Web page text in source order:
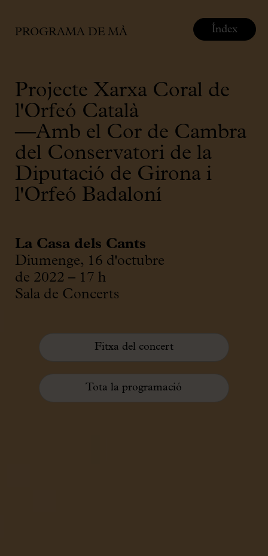
PROGRAMA DE MÀ
Projecte Xarxa Coral de
l'Orfeó Català
—Amb el Cor de Cambra
del Conservatori de la
Diputació de Girona i
l'Orfeó Badaloní
La Casa dels Cants
Diumenge, 16 d'octubre
de 2022 – 17 h
Sala de Concerts
Fitxa del concert
Tota la programació
Índex